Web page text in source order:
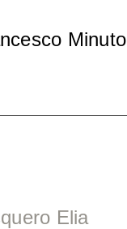
Minuto
Elia